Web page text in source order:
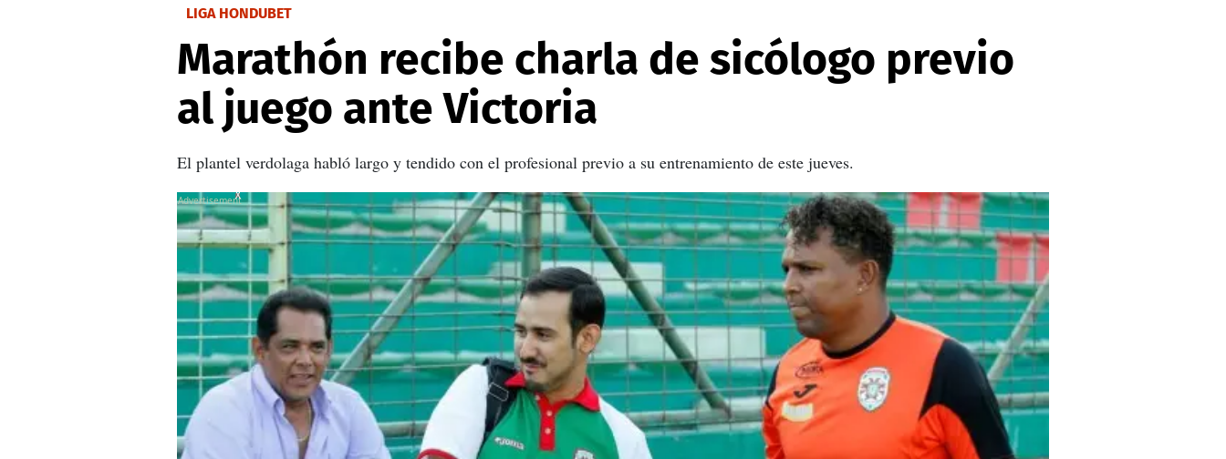
LIGA HONDUBET
Marathón recibe charla de sicólogo previo
al juego ante Victoria
El plantel verdolaga habló largo y tendido con el profesional previo a su entrenamiento de este jueves.
X
X